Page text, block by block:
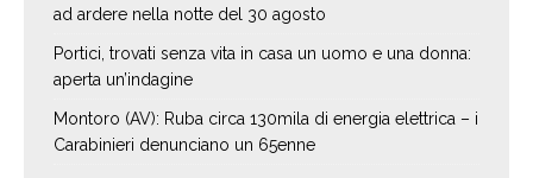
ad ardere nella notte del 30 agosto
Portici, trovati senza vita in casa un uomo e una donna:
aperta un’indagine
Montoro (AV): Ruba circa 130mila di energia elettrica – i
Carabinieri denunciano un 65enne